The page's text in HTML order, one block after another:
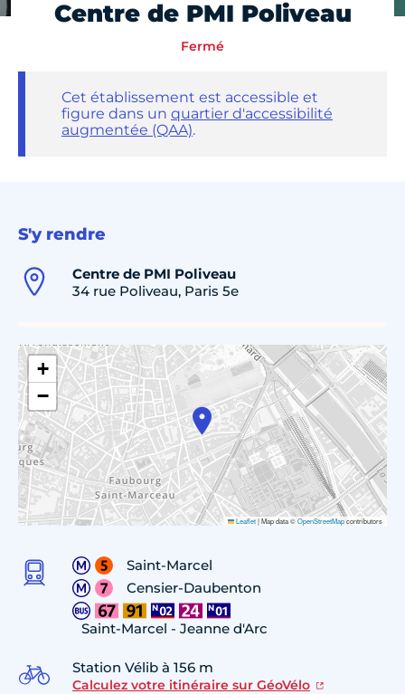
Centre de PMI Poliveau
Fermé
Cet établissement est accessible et
figure dans un quartier d'accessibilité
augmentée (QAA).
S'y rendre
Centre de PMI Poliveau
34 rue Poliveau, Paris 5e
+
−
Leaflet|Map data ©OpenStreetMapcontributors
Saint-Marcel
Censier-Daubenton
Saint-Marcel - Jeanne d'Arc
Station Vélib à 156 m
Calculez votre itinéraire sur GéoVélo